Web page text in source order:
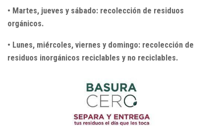
• Martes, jueves y sábado: recolección de residuos
orgánicos.
• Lunes, miércoles, viernes y domingo: recolección de
residuos inorgánicos reciclables y no reciclables.